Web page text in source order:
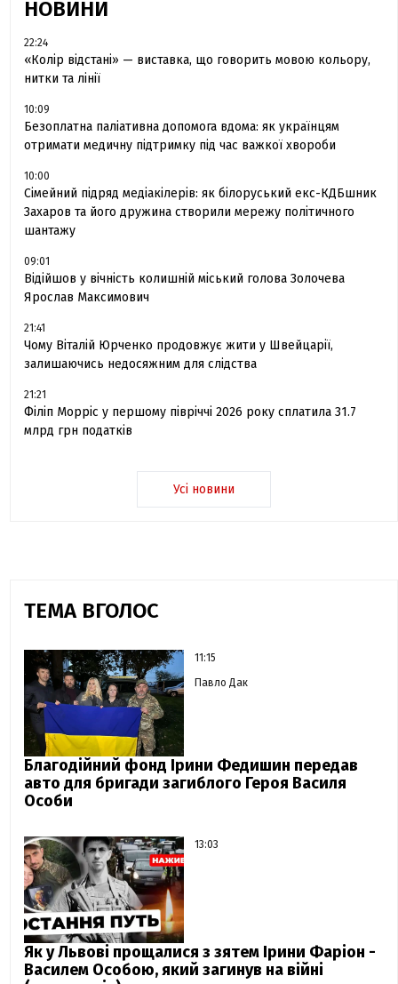
НОВИНИ
22:24
«Колір відстані» — виставка, що говорить мовою кольору,
нитки та лінії
10:09
Безоплатна паліативна допомога вдома: як українцям
отримати медичну підтримку під час важкої хвороби
10:00
Сімейний підряд медіакілерів: як білоруський екс-КДБшник
Захаров та його дружина створили мережу політичного
шантажу
09:01
Відійшов у вічність колишній міський голова Золочева
Ярослав Максимович
21:41
Чому Віталій Юрченко продовжує жити у Швейцарії,
залишаючись недосяжним для слідства
21:21
Філіп Морріс у першому півріччі 2026 року сплатила 31.7
млрд грн податків
Усі новини
ТЕМА ВГОЛОС
11:15
Павло Дак
Благодійний фонд Ірини Федишин передав
авто для бригади загиблого Героя Василя
Особи
13:03
Як у Львові прощалися з зятем Ірини Фаріон -
Василем Особою, який загинув на війні